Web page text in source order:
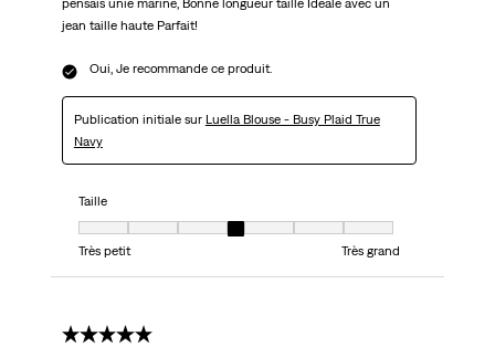
pensais unie marine, Bonne longueur taille Idéale avec un
jean taille haute Parfait!
Oui, Je recommande ce produit.
Publication initiale sur Luella Blouse - Busy Plaid True
Navy
Taille
Taille, 4 sur 7, où 1 est égal à Très petit et 7 est égal à Très grand
Très petit
Très grand
5 étoile(s) sur 5.